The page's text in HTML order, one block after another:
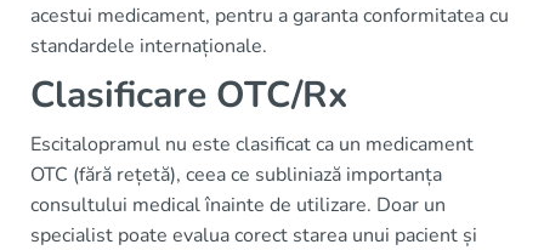
acestui medicament, pentru a garanta conformitatea cu
standardele internaționale.
Clasificare OTC/Rx
Escitalopramul nu este clasificat ca un medicament
OTC (fără rețetă), ceea ce subliniază importanța
consultului medical înainte de utilizare. Doar un
specialist poate evalua corect starea unui pacient și